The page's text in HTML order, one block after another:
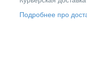
Подробнее про